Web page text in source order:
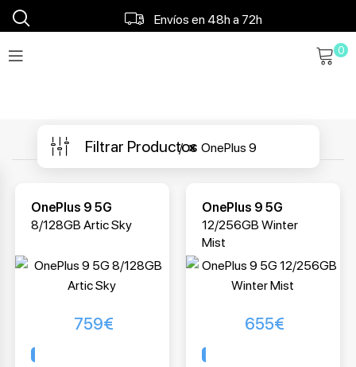
Envíos en 48h a 72h
0
Filtrar Productos OnePlus 9
OnePlus 9 5G
8/128GB Artic Sky
759€
OnePlus 9 5G
12/256GB Winter
Mist
655€